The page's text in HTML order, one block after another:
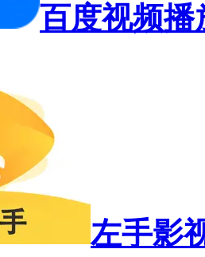
百度视频播
左手影